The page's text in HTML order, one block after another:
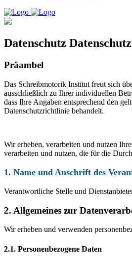
Datenschutz
Präambel
Das Schreibmotorik Institut freut sich
ausschließlich zu Ihrer individuellen
dass Ihre Angaben entsprechend den
Datenschutzrichtlinie behandelt.
Wir erheben, verarbeiten und nutzen
verarbeiten und nutzen, die für die
1. Name und Anschrift des
Verantwortliche Stelle und
2. Allgemeines zur
Wir erheben und verwenden
2.1. Personenbezogene Daten